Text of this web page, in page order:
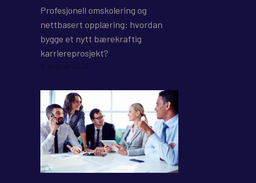
Profesjonell omskolering og
nettbasert opplæring: hvordan
bygge et nytt bærekraftig
karriereprosjekt?
8. august 2026